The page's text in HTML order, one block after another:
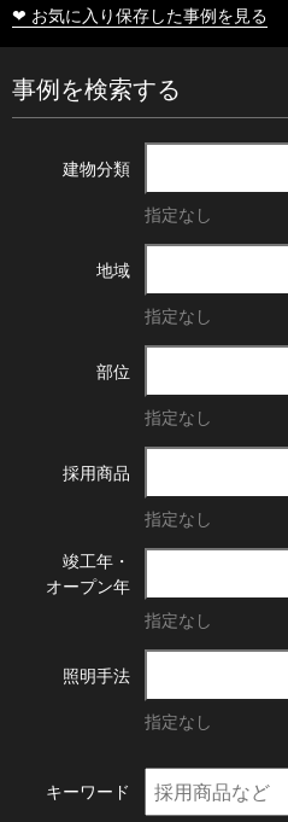
❤ お気に入り保存した事例を見る
事例を検索する
建物分類
指定なし
地域
指定なし
部位
指定なし
採用商品
指定なし
竣工年・
オープン年
指定なし
照明手法
指定なし
キーワード